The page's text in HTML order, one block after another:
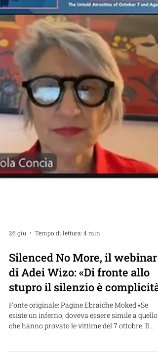
26 giu Tempo di lettura: 4 min
Silenced No More, il webinar
di Adei Wizo: «Di fronte allo
stupro il silenzio è complicità»
esiste un inferno, doveva essere simile a quello